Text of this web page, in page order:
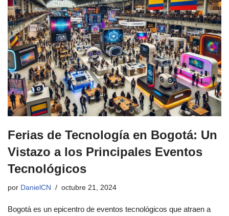
Ferias de Tecnología en Bogotá: Un
Vistazo a los Principales Eventos
Tecnológicos
por DanielCN octubre 21, 2024
Bogotá es un epicentro de eventos tecnológicos que atraen a